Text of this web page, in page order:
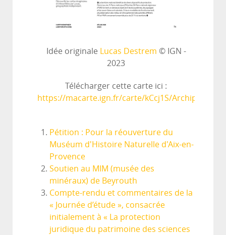
Idée originale Lucas Destrem © IGN -
2023
Télécharger cette carte ici :
https://macarte.ign.fr/carte/kCcj1S/Archipel
Pétition : Pour la réouverture du
Muséum d'Histoire Naturelle d'Aix-en-
Provence
Soutien au MIM (musée des
minéraux) de Beyrouth
Compte-rendu et commentaires de la
« Journée d’étude », consacrée
initialement à « La protection
juridique du patrimoine des sciences